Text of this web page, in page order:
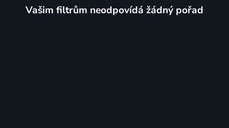
Vašim filtrům neodpovídá žádný pořad